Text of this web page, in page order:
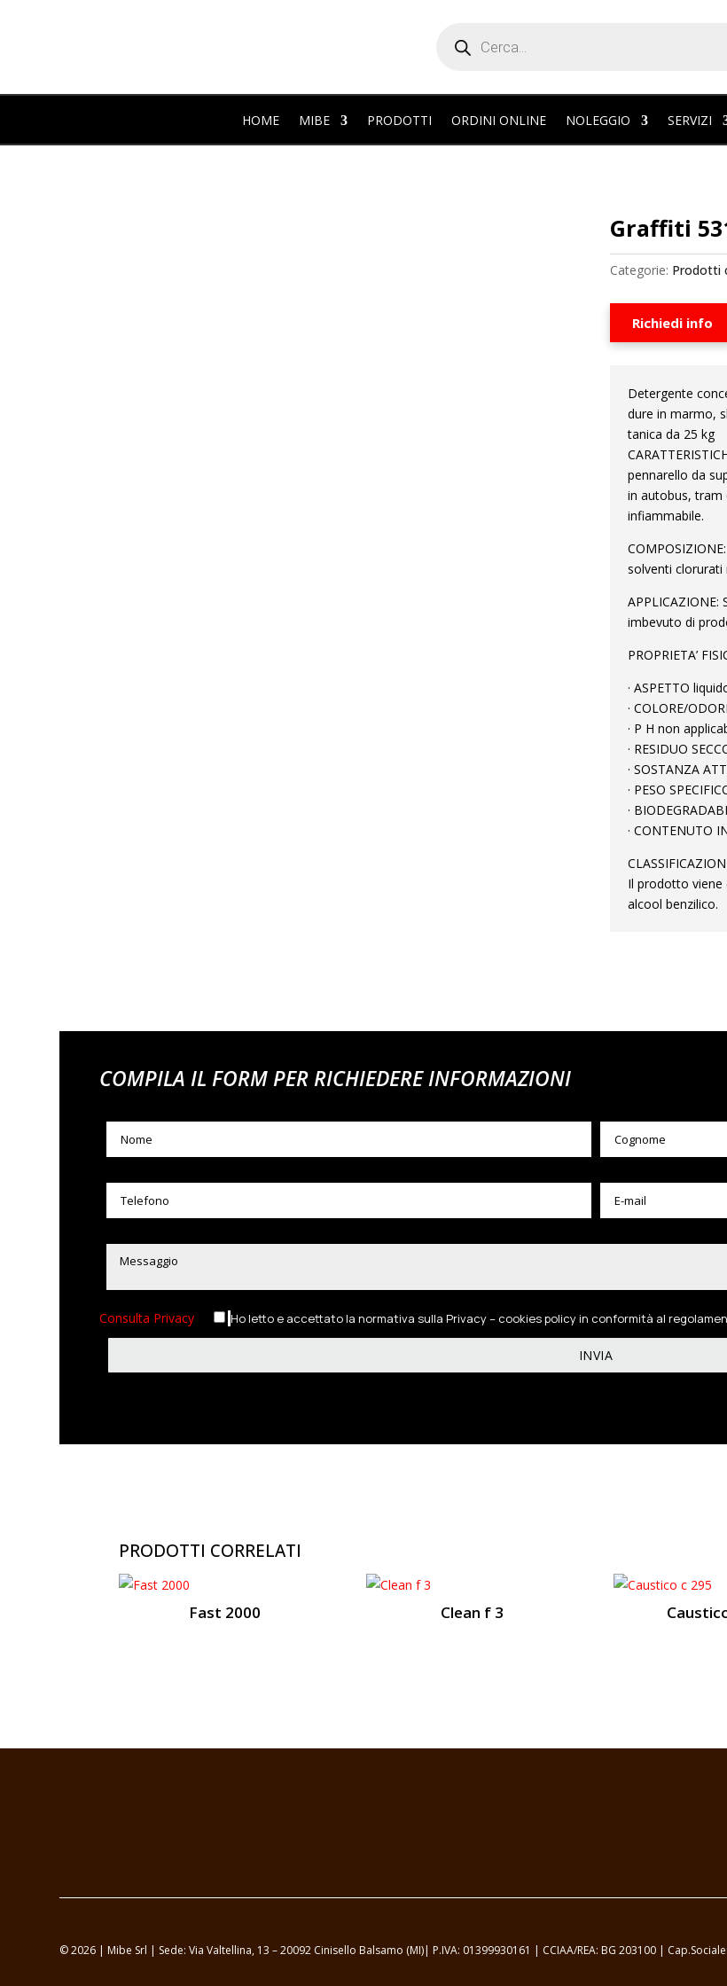
search
HOME MIBE PRODOTTI ORDINI ONLINE NOLEGGIO SERVIZI
Graffiti
Categorie: Prodotti
Richiedi info
Detergente
dure in marmo,
tanica da 25 kg
pennarello da
in autobus, tram
infiammabile.
solventi clorurati
imbevuto di
PROPRIETA’
· ASPETTO
· COLORE/
· P H non
· RESIDUO
· SOSTANZA
· PESO
·
· CONTENUTO
Il prodotto viene
alcool benzilico.
COMPILA IL FORM PER RICHIEDERE INFORMAZIONI
Consulta Privacy Ho letto e accettato la normativa sulla Privacy – cookies policy in conformità al
PRODOTTI CORRELATI
Fast 2000 Clean f 3
© 2026 | Mibe Srl | Sede: Via Valtellina, 13 – 20092 Cinisello Balsamo (MI)| P.IVA: 01399930161 | CCIAA/REA: BG 203100 |